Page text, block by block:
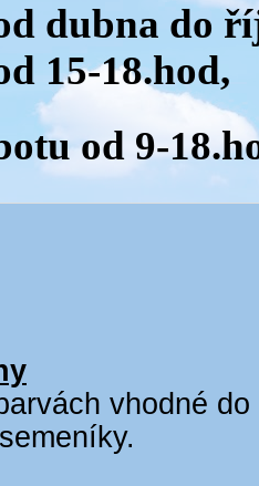
dubna do
15-18.hod,
od 9-
vhodné